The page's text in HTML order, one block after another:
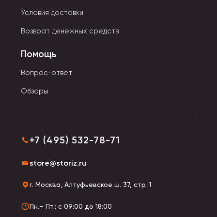
Условия доставки
Возврат денежных средств
Помощь
Вопрос-ответ
Обзоры
+7 (495) 532-78-71
store@storiz.ru
г. Москва, Алтуфьевское ш. 37, стр. 1
Пн.– Пт.: с 09:00 до 18:00